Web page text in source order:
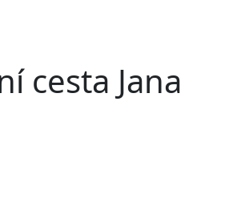
cesta Jana